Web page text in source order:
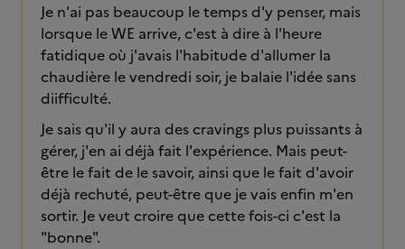
Je n'ai pas beaucoup le temps d'y penser, mais
lorsque le WE arrive, c'est à dire à l'heure
fatidique où j'avais l'habitude d'allumer la
chaudière le vendredi soir, je balaie l'idée sans
diifficulté.
Je sais qu'il y aura des cravings plus puissants à
gérer, j'en ai déjà fait l'expérience. Mais peut-
être le fait de le savoir, ainsi que le fait d'avoir
déjà rechuté, peut-être que je vais enfin m'en
sortir. Je veut croire que cette fois-ci c'est la
"bonne".